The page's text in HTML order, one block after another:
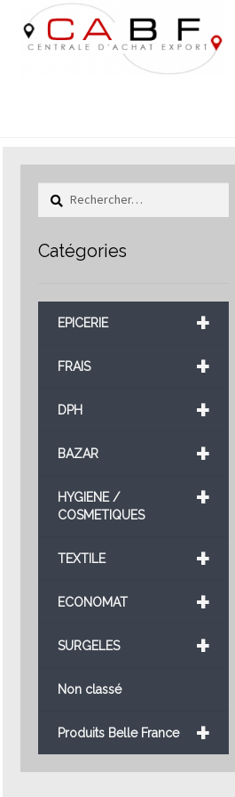
Aller
à
la
Aller
au
contenu
Rechercher :
Catégories
+
EPICERIE
+
FRAIS
+
DPH
+
BAZAR
+
HYGIENE /
COSMETIQUES
+
TEXTILE
+
ECONOMAT
+
SURGELES
Non classé
+
Produits Belle France